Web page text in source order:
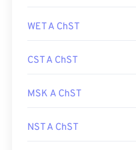
WET A ChST
CST A ChST
MSK A ChST
NST A ChST